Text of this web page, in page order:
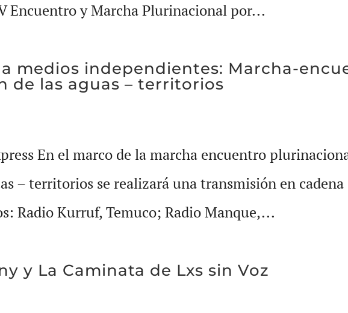
Encuentro y Marcha Plurinacional por...
medios independientes: Marcha-
de las aguas – territorios
En el marco de la marcha encuentro
– territorios se realizará una transmisión en cadena
Radio Kurruf, Temuco; Radio Manque,...
y La Caminata de Lxs sin Voz